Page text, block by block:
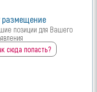
размещение
позиции для Вашего
сюда попасть?